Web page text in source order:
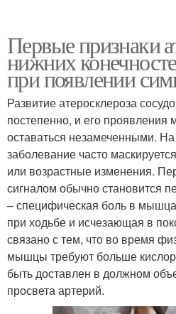
Первые признаки
нижних
при появлении
Развитие атеросклероза
постепенно, и его проявления
оставаться незамеченными.
заболевание часто
или возрастные изменения.
сигналом обычно становится
– специфическая боль в
при ходьбе и исчезающая в
связано с тем, что во время
мышцы требуют больше
быть доставлен в должном
просвета артерий.